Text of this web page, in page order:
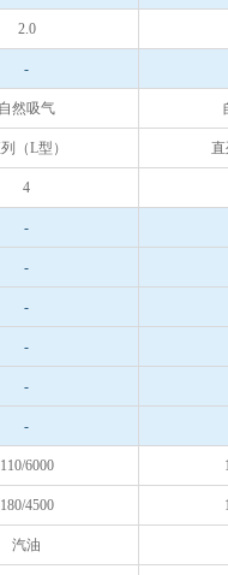
2.0
-
自然吸气
（L型）
4
-
-
-
-
-
-
110/6000
180/4500
汽油